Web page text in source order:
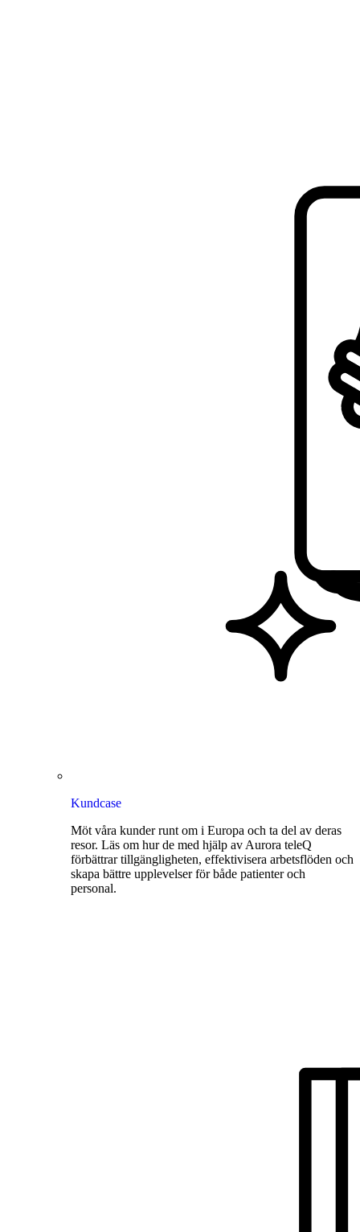
Kundcase
Möt våra kunder runt om i Europa och ta del av deras
resor. Läs om hur de med hjälp av Aurora teleQ
förbättrar tillgängligheten, effektivisera arbetsflöden och
skapa bättre upplevelser för både patienter och
personal.